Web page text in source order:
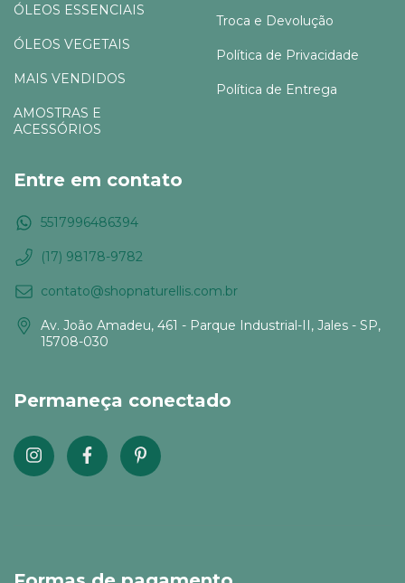
ÓLEOS ESSENCIAIS
ÓLEOS VEGETAIS
MAIS VENDIDOS
AMOSTRAS E
ACESSÓRIOS
Troca e Devolução
Política de Privacidade
Política de Entrega
Entre em contato
5517996486394
(17) 98178-9782
contato@shopnaturellis.com.br
Av. João Amadeu, 461 - Parque Industrial-II, Jales - SP,
15708-030
Permaneça conectado